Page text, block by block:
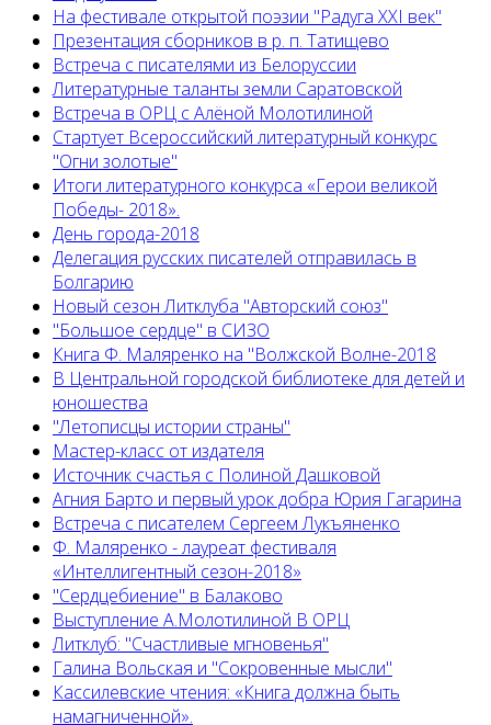
На фестивале открытой поэзии "Радуга XXI век"
Презентация сборников в р. п. Татищево
Встреча с писателями из Белоруссии
Литературные таланты земли Саратовской
Встреча в ОРЦ с Алёной Молотилиной
Cтартует Всероссийский литературный конкурс
"Огни золотые"
Итоги литературного конкурса «Герои великой
Победы- 2018».
День города-2018
Делегация русских писателей отправилась в
Болгарию
Новый сезон Литклуба "Авторский союз"
"Большое сердце" в СИЗО
Книга Ф. Маляренко на "Волжской Волне-2018
В Центральной городской библиотеке для детей и
юношества
"Летописцы истории страны"
Мастер-класс от издателя
Источник счастья с Полиной Дашковой
Агния Барто и первый урок добра Юрия Гагарина
Встреча с писателем Сергеем Лукъяненко
Ф. Маляренко - лауреат фестиваля
«Интеллигентный сезон-2018»
"Сердцебиение" в Балаково
Выступление А.Молотилиной В ОРЦ
Литклуб: "Счастливые мгновенья"
Галина Вольская и "Сокровенные мысли"
Кассилевские чтения: «Книга должна быть
намагниченной».